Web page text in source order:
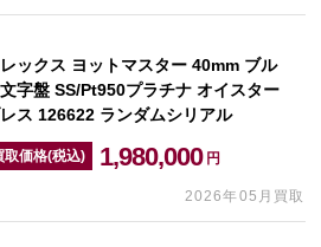
ックス ヨットマスター 40mm ブル
字盤 SS/Pt950プラチナ オイスター
ス 126622 ランダムシリアル
取価格(税込) 1,980,000 円
2026年05月買取